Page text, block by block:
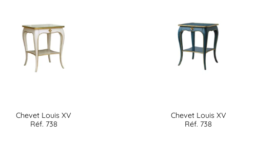
Chevet Louis XV
Réf. 738
Chevet Louis XV
Réf. 738